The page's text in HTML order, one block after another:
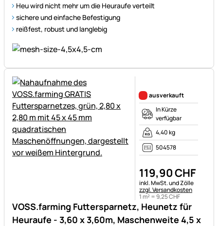
Heu wird nicht mehr um die Heuraufe verteilt
sichere und einfache Befestigung
reißfest, robust und langlebig
VOSS.farming Futtersparnetz, Heunetz für
Heuraufe - 3,60 x 3,60m, Maschenweite 4,5 x
ausverkauft
In Kürze
verfügbar
4,40 kg
504578
119,90CHF
Steuerhinweis:
inkl. MwSt. und Zölle
zzgl. Versandkosten
1 m² =9,25CHF